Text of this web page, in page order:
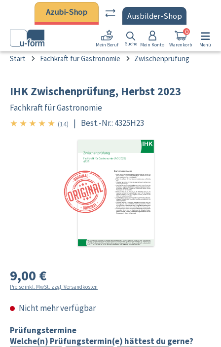
Zum Hauptinhalt springen
Azubi-Shop Ausbilder-Shop
Mein Beruf Suche Mein Konto Warenkorb
0
Menü
Start Fachkraft für Gastronomie Zwischenprüfung
IHK Zwischenprüfung, Herbst 2023
Fachkraft für Gastronomie
★ ★ ★ ★ ★ 5/5
(14) | Best.-Nr.: 4325H23
9,00 €
Preise inkl. MwSt. zzgl. Versandkosten
Nicht mehr verfügbar
Prüfungstermine
Welche(n) Prüfungstermin(e) hättest du gerne?